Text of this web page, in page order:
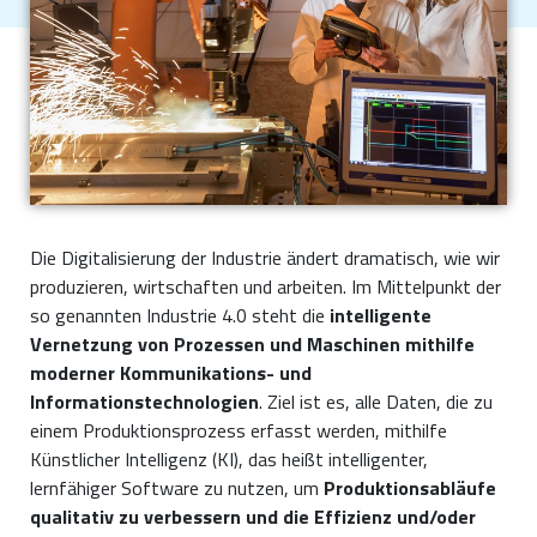
Die Digitalisierung der Industrie ändert dramatisch, wie wir
produzieren, wirtschaften und arbeiten. Im Mittelpunkt der
so genannten Industrie 4.0 steht die intelligente
Vernetzung von Prozessen und Maschinen mithilfe
moderner Kommunikations- und
Informationstechnologien. Ziel ist es, alle Daten, die zu
einem Produktionsprozess erfasst werden, mithilfe
Künstlicher Intelligenz (KI), das heißt intelligenter,
lernfähiger Software zu nutzen, um Produktionsabläufe
qualitativ zu verbessern und die Effizienz und/oder